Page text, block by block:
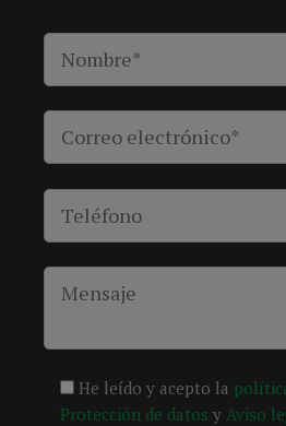
He leído y acepto la
Protección de datos y Aviso